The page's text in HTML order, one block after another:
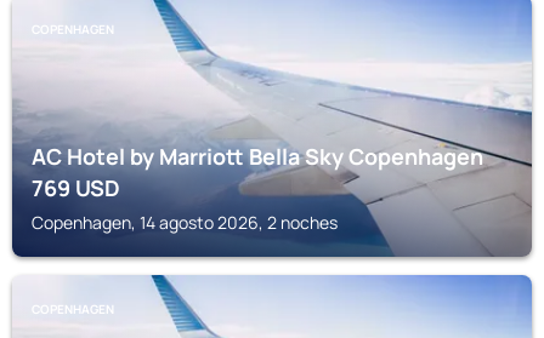
COPENHAGEN
AC Hotel by Marriott Bella Sky Copenhagen
769USD
Copenhagen, 14 agosto 2026, 2 noches
COPENHAGEN